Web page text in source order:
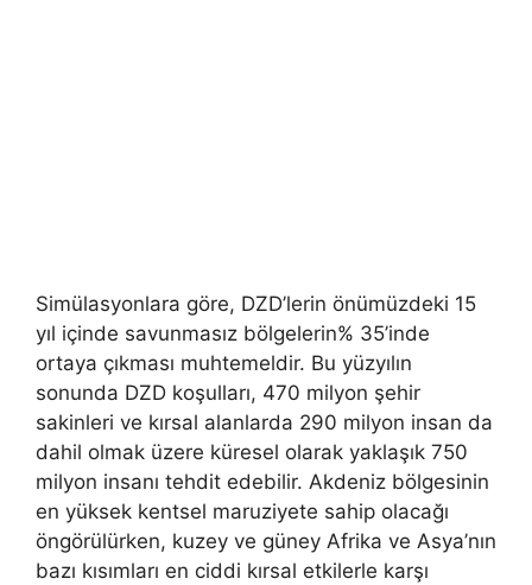
Simülasyonlara göre, DZD’lerin önümüzdeki 15
yıl içinde savunmasız bölgelerin% 35’inde
ortaya çıkması muhtemeldir. Bu yüzyılın
sonunda DZD koşulları, 470 milyon şehir
sakinleri ve kırsal alanlarda 290 milyon insan da
dahil olmak üzere küresel olarak yaklaşık 750
milyon insanı tehdit edebilir. Akdeniz bölgesinin
en yüksek kentsel maruziyete sahip olacağı
öngörülürken, kuzey ve güney Afrika ve Asya’nın
bazı kısımları en ciddi kırsal etkilerle karşı